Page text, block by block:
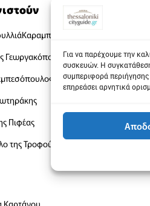
Για να παρέχουμε την
συσκευών. Η
συμπεριφορά
επηρεάσει αρνητικά
Γεωργακόπουλος
Πιφέας
της Τροφού η Ρένη Πιττακή
Καρτάνου